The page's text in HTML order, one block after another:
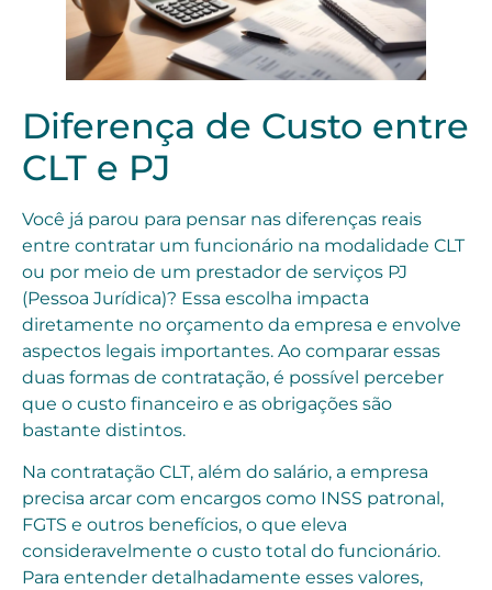
Diferença de Custo entre
CLT e PJ
Você já parou para pensar nas diferenças reais
entre contratar um funcionário na modalidade CLT
ou por meio de um prestador de serviços PJ
(Pessoa Jurídica)? Essa escolha impacta
diretamente no orçamento da empresa e envolve
aspectos legais importantes. Ao comparar essas
duas formas de contratação, é possível perceber
que o custo financeiro e as obrigações são
bastante distintos.
Na contratação CLT, além do salário, a empresa
precisa arcar com encargos como INSS patronal,
FGTS e outros benefícios, o que eleva
consideravelmente o custo total do funcionário.
Para entender detalhadamente esses valores,